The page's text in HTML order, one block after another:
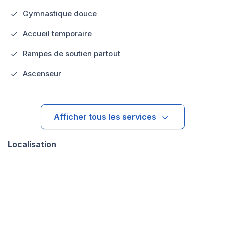
Gymnastique douce
Accueil temporaire
Rampes de soutien partout
Ascenseur
Afficher tous les services
Localisation